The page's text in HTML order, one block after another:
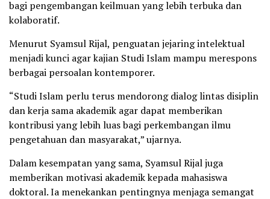
bagi pengembangan keilmuan yang lebih terbuka dan
kolaboratif.
Menurut Syamsul Rijal, penguatan jejaring intelektual
menjadi kunci agar kajian Studi Islam mampu merespons
berbagai persoalan kontemporer.
“Studi Islam perlu terus mendorong dialog lintas disiplin
dan kerja sama akademik agar dapat memberikan
kontribusi yang lebih luas bagi perkembangan ilmu
pengetahuan dan masyarakat,” ujarnya.
Dalam kesempatan yang sama, Syamsul Rijal juga
memberikan motivasi akademik kepada mahasiswa
doktoral. Ia menekankan pentingnya menjaga semangat